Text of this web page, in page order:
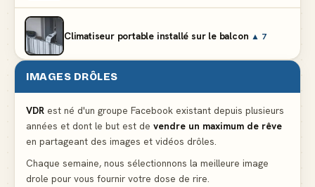
Climatiseur portable installé sur le balcon ▲ 7
Le problème cardiaque du médecin ▲ 6
La voisine en bikini pour que le mari tonde la
pelouse
IMAGES DRÔLES
VDR est né d'un groupe Facebook existant depuis plusieurs
années et dont le but est de vendre un maximum de rêve
en partageant des images et vidéos drôles.
Chaque semaine, nous sélectionnons la meilleure image
drole pour vous fournir votre dose de rire.